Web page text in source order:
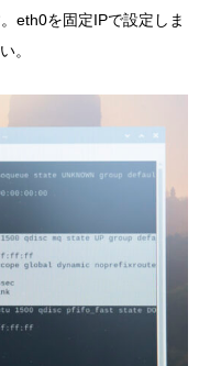
eth0を固定IPで設定しま
。